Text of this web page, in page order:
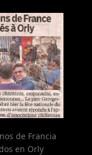
de Francia
en Orly